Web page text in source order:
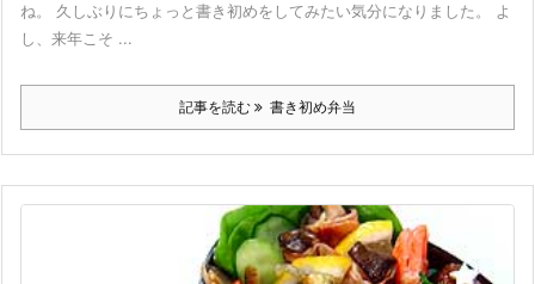
ね。 久しぶりにちょっと書き初めをしてみたい気分になりました。 よ
し、来年こそ ...
記事を読む 書き初め弁当